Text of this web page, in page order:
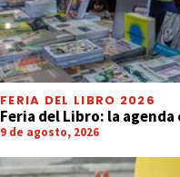
FERIA DEL LIBRO 2026
Feria del Libro: la
9 de agosto, 2026